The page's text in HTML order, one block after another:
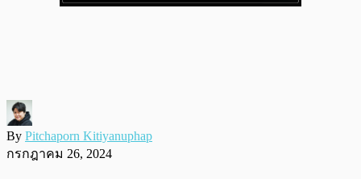
By Pitchaporn Kitiyanuphap
กรกฎาคม 26, 2024